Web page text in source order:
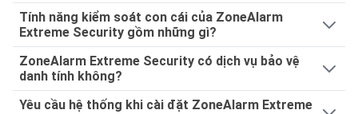
Tính năng kiểm soát con cái của ZoneAlarm
Extreme Security gồm những gì?
ZoneAlarm Extreme Security có dịch vụ bảo vệ
danh tính không?
Yêu cầu hệ thống khi cài đặt ZoneAlarm Extreme